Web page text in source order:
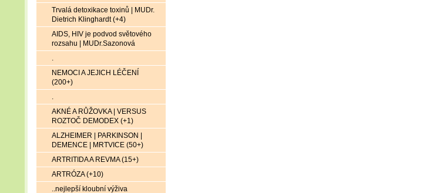
Trvalá detoxikace toxinů | MUDr.
Dietrich Klinghardt (+4)
AIDS, HIV je podvod světového
rozsahu | MUDr.Sazonová
.
NEMOCI A JEJICH LÉČENÍ
(200+)
.
AKNÉ A RŮŽOVKA | VERSUS
ROZTOČ DEMODEX (+1)
ALZHEIMER | PARKINSON |
DEMENCE | MRTVICE (50+)
ARTRITIDA A REVMA (15+)
ARTRÓZA (+10)
..nejlepší kloubní výživa